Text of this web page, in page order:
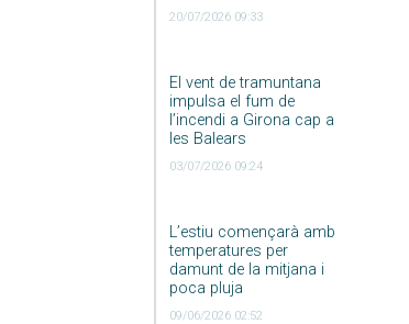
20/07/2026 09:33
El vent de tramuntana
impulsa el fum de
l’incendi a Girona cap a
les Balears
03/07/2026 09:24
L’estiu començarà amb
temperatures per
damunt de la mitjana i
poca pluja
09/06/2026 02:52